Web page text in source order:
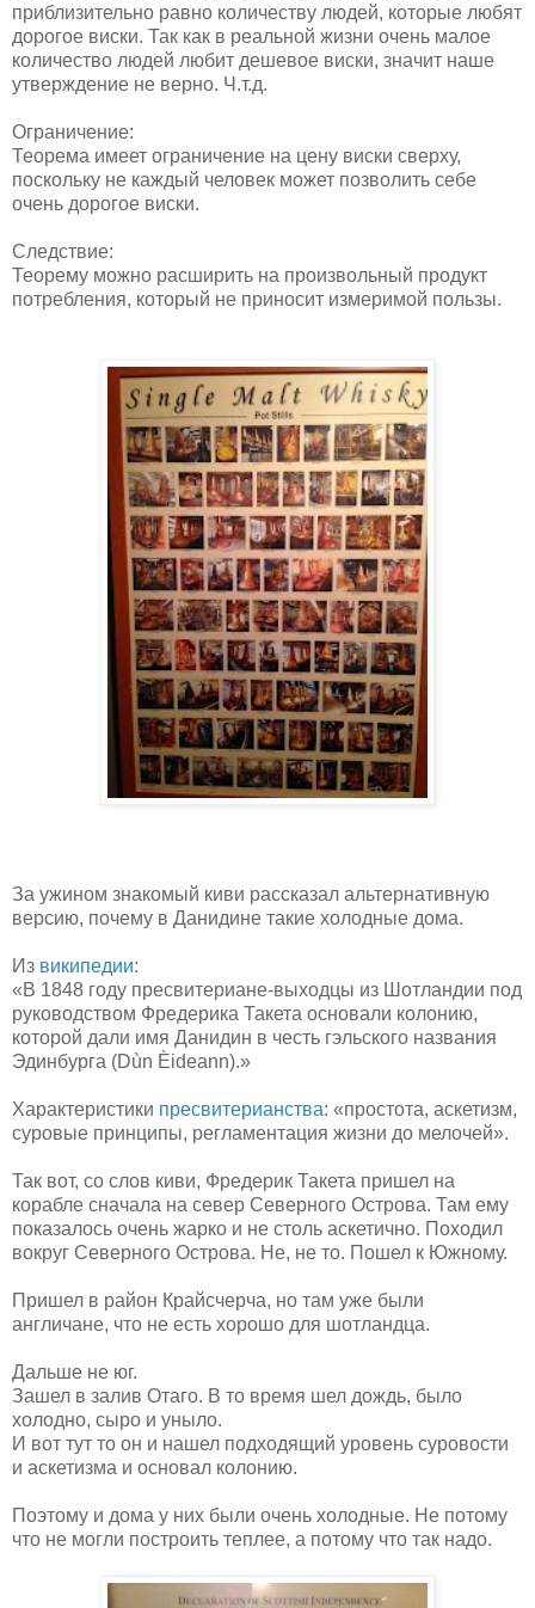
приблизительно равно количеству людей, которые любят
дорогое виски. Так как в реальной жизни очень малое
количество людей любит дешевое виски, значит наше
утверждение не верно. Ч.т.д.
Ограничение:
Теорема имеет ограничение на цену виски сверху,
поскольку не каждый человек может позволить себе
очень дорогое виски.
Следствие:
Теорему можно расширить на произвольный продукт
потребления, который не приносит измеримой пользы.
За ужином знакомый киви рассказал альтернативную
версию, почему в Данидине такие холодные дома.
Из википедии:
«В 1848 году пресвитериане-выходцы из Шотландии под
руководством Фредерика Такета основали колонию,
которой дали имя Данидин в честь гэльского названия
Эдинбурга (Dùn Èideann).»
Характеристики пресвитерианства: «простота, аскетизм,
суровые принципы, регламентация жизни до мелочей».
Так вот, со слов киви, Фредерик Такета пришел на
корабле сначала на север Северного Острова. Там ему
показалось очень жарко и не столь аскетично. Походил
вокруг Северного Острова. Не, не то. Пошел к Южному.
Пришел в район Крайсчерча, но там уже были
англичане, что не есть хорошо для шотландца.
Дальше не юг.
Зашел в залив Отаго. В то время шел дождь, было
холодно, сыро и уныло.
И вот тут то он и нашел подходящий уровень суровости
и аскетизма и основал колонию.
Поэтому и дома у них были очень холодные. Не потому
что не могли построить теплее, а потому что так надо.